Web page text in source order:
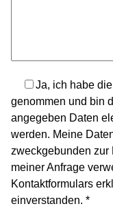
Ja, ich habe die
genommen und bin
angegeben Daten
werden. Meine
zweckgebunden zur
meiner Anfrage
Kontaktformulars
einverstanden. *